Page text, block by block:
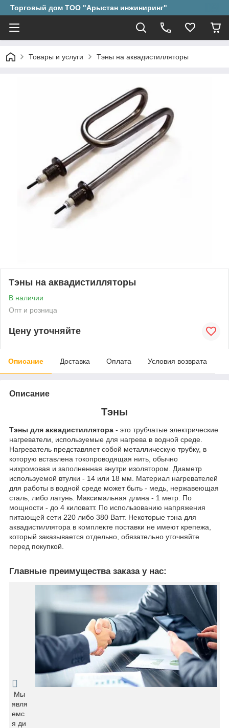
Торговый дом ТОО "Арыстан инжиниринг"
Товары и услуги Тэны на аквадистилляторы
Тэны на аквадистилляторы
В наличии
Опт и розница
Цену уточняйте
Описание Доставка Оплата Условия возврата
Описание
Тэны
Тэны для аквадистиллятора - это трубчатые электрические
нагреватели, используемые для нагрева в водной среде.
Нагреватель представляет собой металлическую трубку, в
которую вставлена токопроводящая нить, обычно
нихромовая и заполненная внутри изолятором. Диаметр
используемой втулки - 14 или 18 мм. Материал нагревателей
для работы в водной среде может быть - медь, нержавеющая
сталь, либо латунь. Максимальная длина - 1 метр. По
мощности - до 4 киловатт. По использованию напряжения
питающей сети 220 либо 380 Ватт. Некоторые тэна для
аквадистиллятора в комплекте поставки не имеют крепежа,
который заказывается отдельно, обязательно уточняйте
перед покупкой.
Главные преимущества заказа у нас:
Мы
явля
емс
я ди